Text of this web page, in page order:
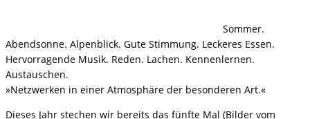
Sommer.
Abendsonne. Alpenblick. Gute Stimmung. Leckeres Essen.
Hervorragende Musik. Reden. Lachen. Kennenlernen.
Austauschen.
»Netzwerken in einer Atmosphäre der besonderen Art.«
Dieses Jahr stechen wir bereits das fünfte Mal (Bilder vom